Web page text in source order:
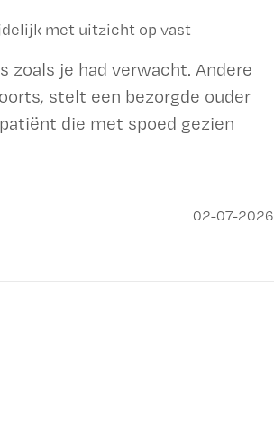
met uitzicht op vast
zoals je had verwacht. Andere
stelt een bezorgde ouder
die met spoed gezien
02-07-2026